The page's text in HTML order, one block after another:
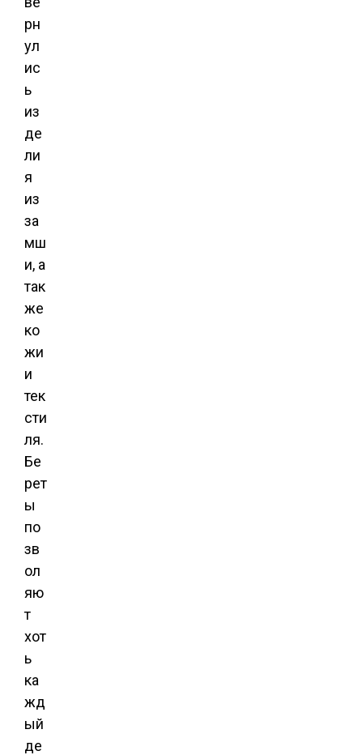
рн
ул
ис
ь
из
де
ли
я
из
за
мш
и, а
так
же
ко
жи
и
тек
сти
ля.
Бе
рет
ы
по
зв
ол
яю
т
хот
ь
ка
жд
ый
де